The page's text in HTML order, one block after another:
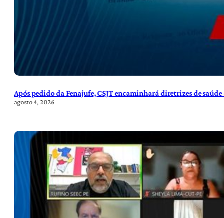
Após pedido da Fenajufe, CSJT encaminhará diretrizes de
agosto 4, 2026